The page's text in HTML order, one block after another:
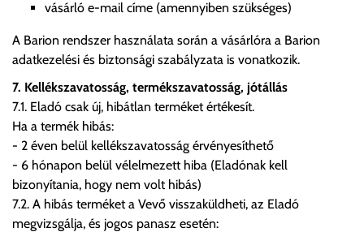
vásárló e-mail címe (amennyiben szükséges)
A Barion rendszer használata során a vásárlóra a Barion
adatkezelési és biztonsági szabályzata is vonatkozik.
7. Kellékszavatosság, termékszavatosság, jótállás
7.1. Eladó csak új, hibátlan terméket értékesít.
Ha a termék hibás:
- 2 éven belül kellékszavatosság érvényesíthető
- 6 hónapon belül vélelmezett hiba (Eladónak kell
bizonyítania, hogy nem volt hibás)
7.2. A hibás terméket a Vevő visszaküldheti, az Eladó
megvizsgálja, és jogos panasz esetén: